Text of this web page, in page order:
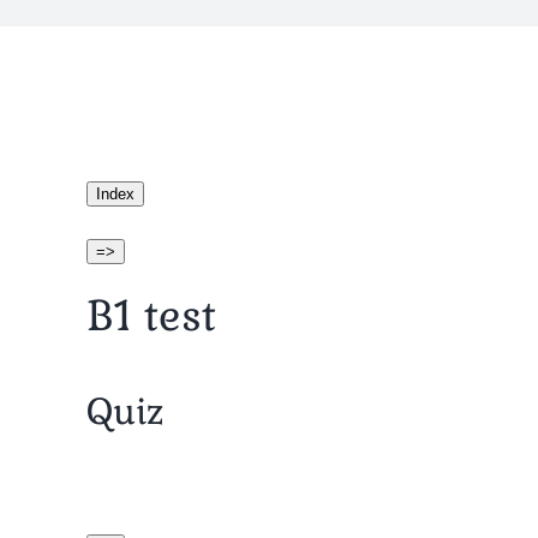
Index
=>
B1 test
Quiz